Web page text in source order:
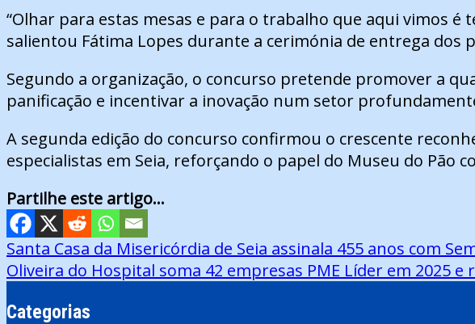
“Olhar para estas mesas e para o trabalho que aqui vimos
salientou Fátima Lopes durante a cerimónia de entrega dos
Segundo a organização, o concurso pretende promover a
panificação e incentivar a inovação num setor
A segunda edição do concurso confirmou o crescente
especialistas em Seia, reforçando o papel do Museu do Pão
Partilhe este artigo...
Navegação
de
artigos
Santa Casa da Misericórdia de Seia assinala 455 anos com
Oliveira do Hospital soma 42 empresas PME Líder em 2025
Categorias